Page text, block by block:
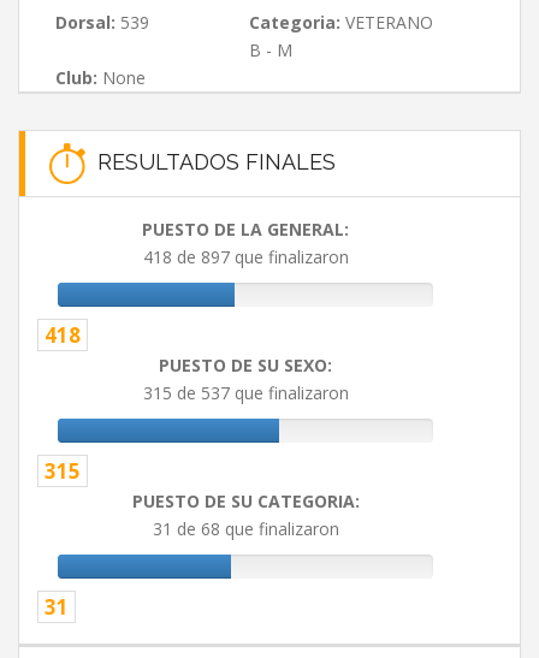
Dorsal: 539 Categoria: VETERANO
B - M
Club: None
RESULTADOS FINALES
PUESTO DE LA GENERAL:
418 de 897 que finalizaron
418
PUESTO DE SU SEXO:
315 de 537 que finalizaron
315
PUESTO DE SU CATEGORIA:
31 de 68 que finalizaron
31